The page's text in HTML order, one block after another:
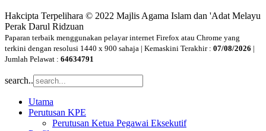
Hakcipta Terpelihara © 2022 Majlis Agama Islam dan 'Adat Melayu
Perak Darul Ridzuan
Paparan terbaik menggunakan pelayar internet Firefox atau Chrome yang
terkini dengan resolusi 1440 x 900 sahaja | Kemaskini Terakhir : 07/08/2026 |
Jumlah Pelawat : 64634791
search..
Utama
Perutusan KPE
Perutusan Ketua Pegawai Eksekutif